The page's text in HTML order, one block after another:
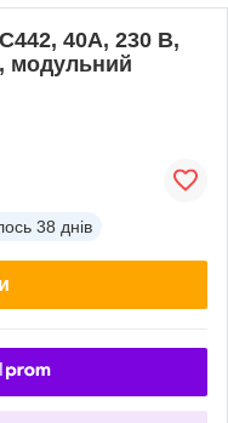
40A, 230 В,
модульний
38 днів